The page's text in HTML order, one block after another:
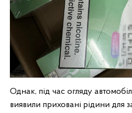
Однак, під час огляду
виявили приховані рідини для